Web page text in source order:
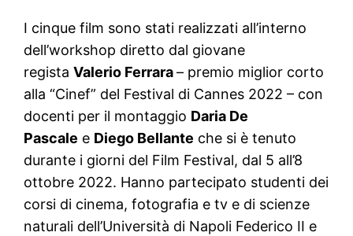
I cinque film sono stati realizzati all’interno
dell’workshop diretto dal giovane
registaValerio Ferrara– premio miglior corto
alla “Cinef” del Festival di Cannes 2022 – con
docenti per il montaggio Daria De
Pascale e Diego Bellante che si è tenuto
durante i giorni del Film Festival, dal 5 all’8
ottobre 2022. Hanno partecipato studenti dei
corsi di cinema, fotografia e tv e di scienze
naturali dell’Università di Napoli Federico II e